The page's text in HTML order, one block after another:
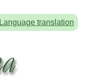
Language translation